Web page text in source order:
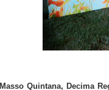
Masso Quintana, Decima